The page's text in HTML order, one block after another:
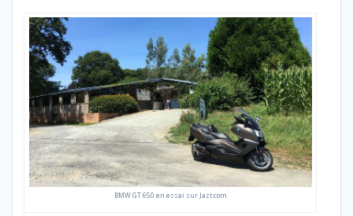
BMW GT 650 en essai sur Jazt.com